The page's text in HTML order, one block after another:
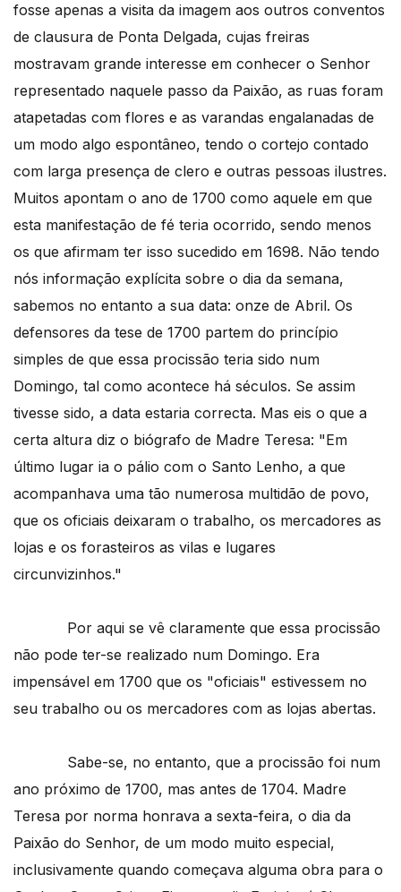
fosse apenas a visita da imagem aos outros conventos
de clausura de Ponta Delgada, cujas freiras
mostravam grande interesse em conhecer o Senhor
representado naquele passo da Paixão, as ruas foram
atapetadas com flores e as varandas engalanadas de
um modo algo espontâneo, tendo o cortejo contado
com larga presença de clero e outras pessoas ilustres.
Muitos apontam o ano de 1700 como aquele em que
esta manifestação de fé teria ocorrido, sendo menos
os que afirmam ter isso sucedido em 1698. Não tendo
nós informação explícita sobre o dia da semana,
sabemos no entanto a sua data: onze de Abril. Os
defensores da tese de 1700 partem do princípio
simples de que essa procissão teria sido num
Domingo, tal como acontece há séculos. Se assim
tivesse sido, a data estaria correcta. Mas eis o que a
certa altura diz o biógrafo de Madre Teresa: "Em
último lugar ia o pálio com o Santo Lenho, a que
acompanhava uma tão numerosa multidão de povo,
que os oficiais deixaram o trabalho, os mercadores as
lojas e os forasteiros as vilas e lugares
circunvizinhos."
Por aqui se vê claramente que essa procissão
não pode ter-se realizado num Domingo. Era
impensável em 1700 que os "oficiais" estivessem no
seu trabalho ou os mercadores com as lojas abertas.
Sabe-se, no entanto, que a procissão foi num
ano próximo de 1700, mas antes de 1704. Madre
Teresa por norma honrava a sexta-feira, o dia da
Paixão do Senhor, de um modo muito especial,
inclusivamente quando começava alguma obra para o